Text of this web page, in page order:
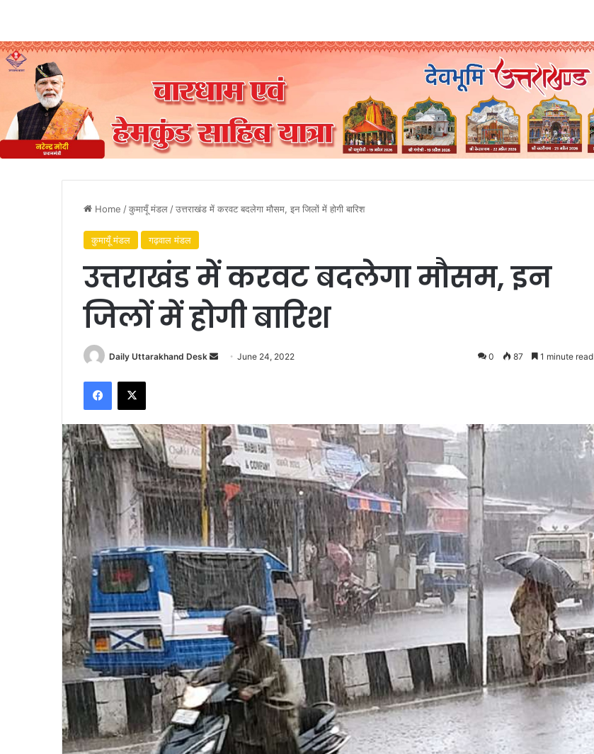
Home /कुमायूँ मंडल /उत्तराखंड में करवट बदलेगा मौसम, इन जिलों में होगी बारिश
कुमायूँ मंडल गढ़वाल मंडल
उत्तराखंड में करवट बदलेगा मौसम, इन
जिलों में होगी बारिश
Daily Uttarakhand Desk
Send June 24, 2022 0 87 1 minute read
Facebook
X